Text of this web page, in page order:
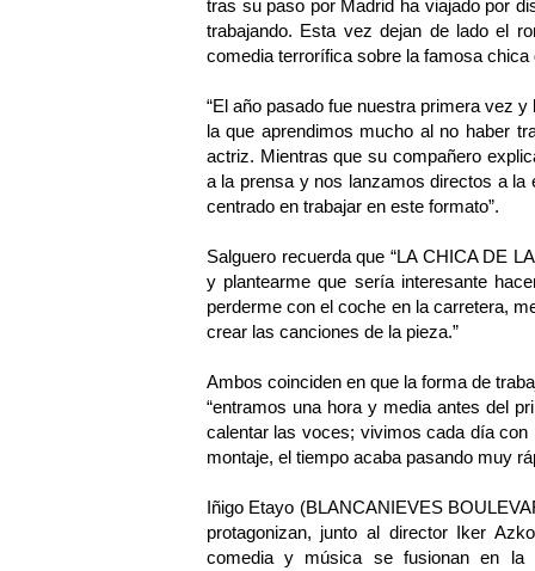
tras su paso por Madrid ha viajado por
trabajando. Esta vez dejan de lado el
comedia terrorífica sobre la famosa chica
“El año pasado fue nuestra primera vez
la que aprendimos mucho al no haber
actriz. Mientras que su compañero
a la prensa y nos lanzamos directos a la
centrado en trabajar en este formato”.
Salguero recuerda que “LA CHICA DE
y plantearme que sería interesante
perderme con el coche en la carretera,
crear las canciones de la pieza.”
Ambos coinciden en que la forma de
“entramos una hora y media antes del
calentar las voces; vivimos cada día
montaje, el tiempo acaba pasando muy
Iñigo Etayo (BLANCANIEVES
protagonizan, junto al director Iker
comedia y música se fusionan en la